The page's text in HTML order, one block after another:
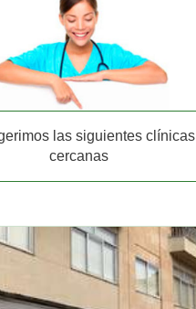
las siguientes clínicas
cercanas